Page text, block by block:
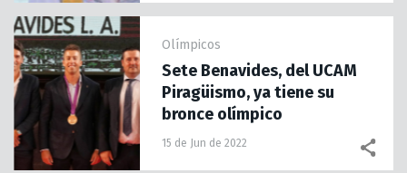
Olímpicos
Sete Benavides, del UCAM
Piragüismo, ya tiene su
bronce olímpico
15 de Jun de 2022